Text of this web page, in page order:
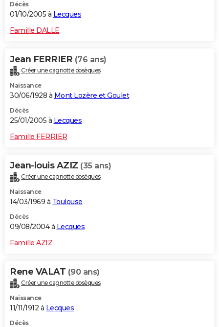
Décès
01/10/2005 à Lecques
Famille DALLE
Jean FERRIER (76 ans)
Créer une cagnotte obsèques
Naissance
30/06/1928 à Mont Lozère et Goulet
Décès
25/01/2005 à Lecques
Famille FERRIER
Jean-louis AZIZ (35 ans)
Créer une cagnotte obsèques
Naissance
14/03/1969 à Toulouse
Décès
09/08/2004 à Lecques
Famille AZIZ
Rene VALAT (90 ans)
Créer une cagnotte obsèques
Naissance
11/11/1912 à Lecques
Décès